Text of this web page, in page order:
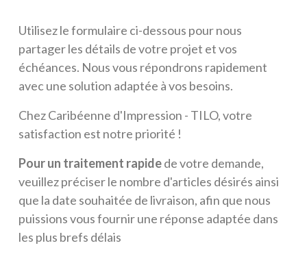
Utilisez le formulaire ci-dessous pour nous
partager les détails de votre projet et vos
échéances. Nous vous répondrons rapidement
avec une solution adaptée à vos besoins.
Chez Caribéenne d'Impression - TILO, votre
satisfaction est notre priorité !
Pour un traitement rapidede votre demande,
veuillez préciser le nombre d'articles désirés ainsi
que la date souhaitée de livraison, afin que nous
puissions vous fournir une réponse adaptée dans
les plus brefs délais